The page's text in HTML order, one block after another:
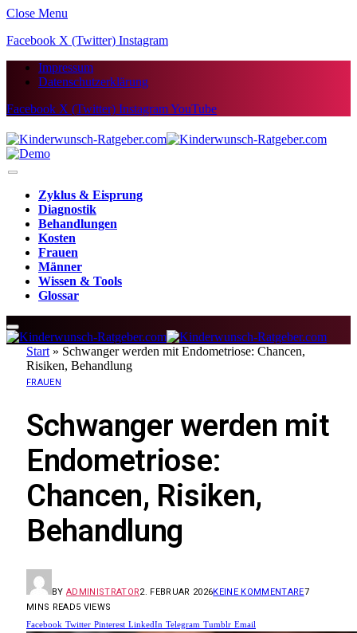
Close Menu
Facebook X (Twitter) Instagram
Impressum
Datenschutzerklärung
Facebook X (Twitter) InstagramYouTube
Zyklus & Eisprung
Diagnostik
Behandlungen
Kosten
Frauen
Männer
Wissen & Tools
Glossar
Start » Schwanger werden mit Endometriose: Chancen,
Risiken, Behandlung
FRAUEN
Schwanger werden mit
Endometriose:
Chancen, Risiken,
Behandlung
BY ADMINISTRATOR2. FEBRUAR 2026KEINE KOMMENTARE7
MINS READ5 VIEWS
Facebook Twitter Pinterest LinkedIn Telegram Tumblr Email